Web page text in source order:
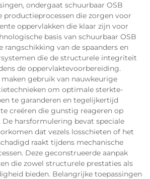
ondergaat schuurbaar OSB
productieprocessen die zorgen voor
oppervlakken die klaar zijn voor
basis van schuurbaar OSB
rangschikking van de spaanders en
die de structurele integriteit
de oppervlaktevoorbereiding.
gebruik van nauwkeurige
om optimale sterkte-
te garanderen en tegelijkertijd
creëren die gunstig reageren op
De harsformulering bevat speciale
dat vezels losschieten of het
raakt tijdens mechanische
Deze geconstrueerde aanpak
die zowel structurele prestaties als
bieden. Belangrijke toepassingen